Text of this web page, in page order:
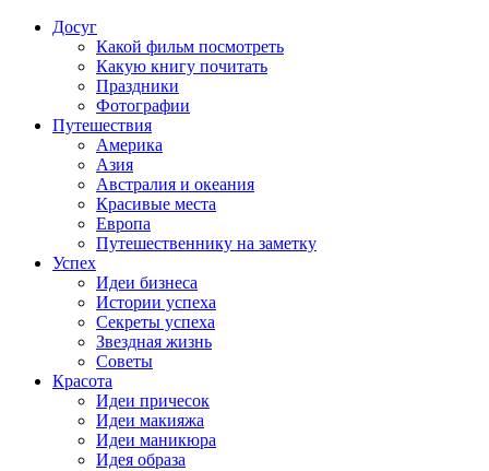
Досуг
Какой фильм посмотреть
Какую книгу почитать
Праздники
Фотографии
Путешествия
Америка
Азия
Австралия и океания
Красивые места
Европа
Путешественнику на заметку
Успех
Идеи бизнеса
Истории успеха
Секреты успеха
Звездная жизнь
Советы
Красота
Идеи причесок
Идеи макияжа
Идеи маникюра
Идея образа